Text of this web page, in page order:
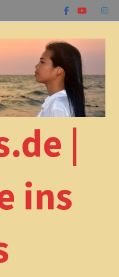
|
ins